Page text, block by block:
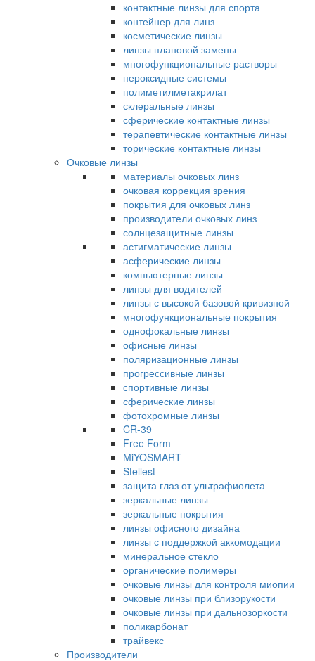
контактные линзы для спорта
контейнер для линз
косметические линзы
линзы плановой замены
многофункциональные растворы
пероксидные системы
полиметилметакрилат
склеральные линзы
сферические контактные линзы
терапевтические контактные линзы
торические контактные линзы
Очковые линзы
материалы очковых линз
очковая коррекция зрения
покрытия для очковых линз
производители очковых линз
солнцезащитные линзы
астигматические линзы
асферические линзы
компьютерные линзы
линзы для водителей
линзы с высокой базовой кривизной
многофункциональные покрытия
однофокальные линзы
офисные линзы
поляризационные линзы
прогрессивные линзы
спортивные линзы
сферические линзы
фотохромные линзы
CR-39
Free Form
MiYOSMART
Stellest
защита глаз от ультрафиолета
зеркальные линзы
зеркальные покрытия
линзы офисного дизайна
линзы с поддержкой аккомодации
минеральное стекло
органические полимеры
очковые линзы для контроля миопии
очковые линзы при близорукости
очковые линзы при дальнозоркости
поликарбонат
трайвекс
Производители